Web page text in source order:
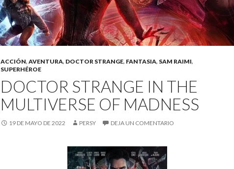
ACCIÓN, AVENTURA, DOCTOR STRANGE, FANTASIA, SAM RAIMI,
SUPERHÉROE
DOCTOR STRANGE IN THE
MULTIVERSE OF MADNESS
19 DE MAYO DE 2022 PERSY DEJA UN COMENTARIO